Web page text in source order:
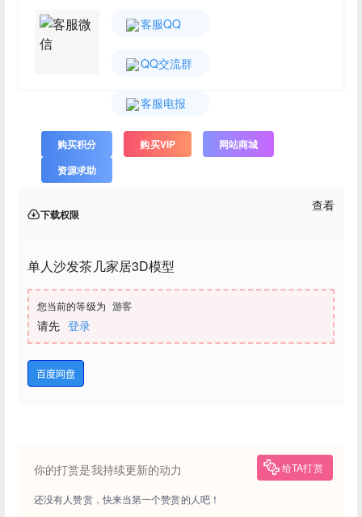
客服微
信
客服QQ
QQ交流群
客服电报
购买积分 购买VIP
网站商城
资源求助
下载权限
查看
单人沙发茶几家居3D模型
您当前的等级为 游客
请先 登录
百度网盘
你的打赏是我持续更新的动力 给TA打赏
还没有人赞赏，快来当第一个赞赏的人吧！